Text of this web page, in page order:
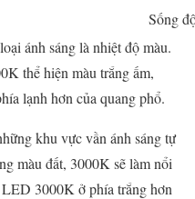
Sống
ánh sáng là nhiệt độ màu.
thể hiện màu trắng ấm,
lạnh hơn của quang phổ.
khu vực vần ánh sáng tự
màu đất, 3000K sẽ làm nổi
3000K ở phía trắng hơn